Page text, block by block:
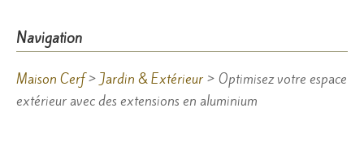
Navigation
Maison Cerf> Jardin & Extérieur > Optimisez votre espace
extérieur avec des extensions en aluminium